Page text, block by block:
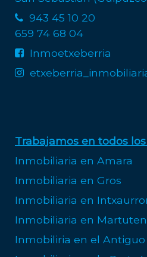
943 45 10 20
659 74 68 04
Inmoetxeberria
Trabajamos en todos
Inmobiliaria en Amara
Inmobiliaria en Gros
Inmobiliaria en
Inmobiliaria en
Inmobiliria en el Antiguo